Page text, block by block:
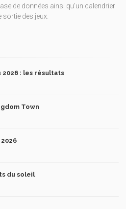
de données ainsi qu’un calendrier
des jeux.
2026 : les résultats
Town
du soleil